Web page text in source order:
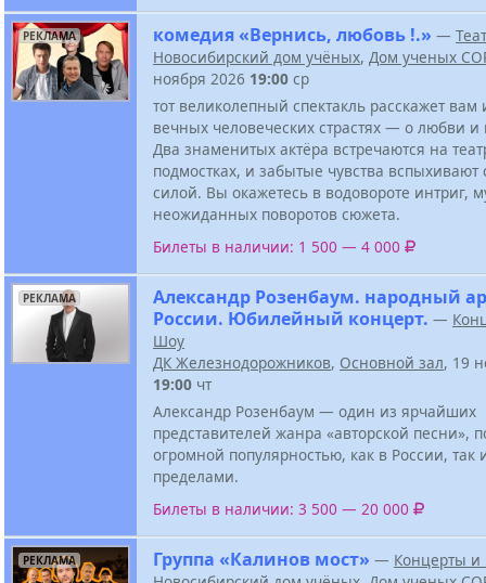
РЕКЛАМА комедия «Вернись, любовь !.» —
Новосибирский дом учёных, Дом ученых
ноября 2026 19:00 ср
тот великолепный спектакль расскажет вам
вечных человеческих страстях — о любви и
Два знаменитых актёра встречаются на
подмостках, и забытые чувства вспыхивают
силой. Вы окажетесь в водовороте интриг,
неожиданных поворотов сюжета.
Билеты в наличии: 1 500 — 4 000
РЕКЛАМА
Александр Розенбаум. народный
России. Юбилейный концерт. —
Шоу
ДК Железнодорожников, Основной зал, 19
19:00 чт
Александр Розенбаум — один из ярчайших
представителей жанра «авторской песни»,
огромной популярностью, как в России, так
пределами.
Билеты в наличии: 3 500 — 20 000
РЕКЛАМА Группа «Калинов мост» — Концерты